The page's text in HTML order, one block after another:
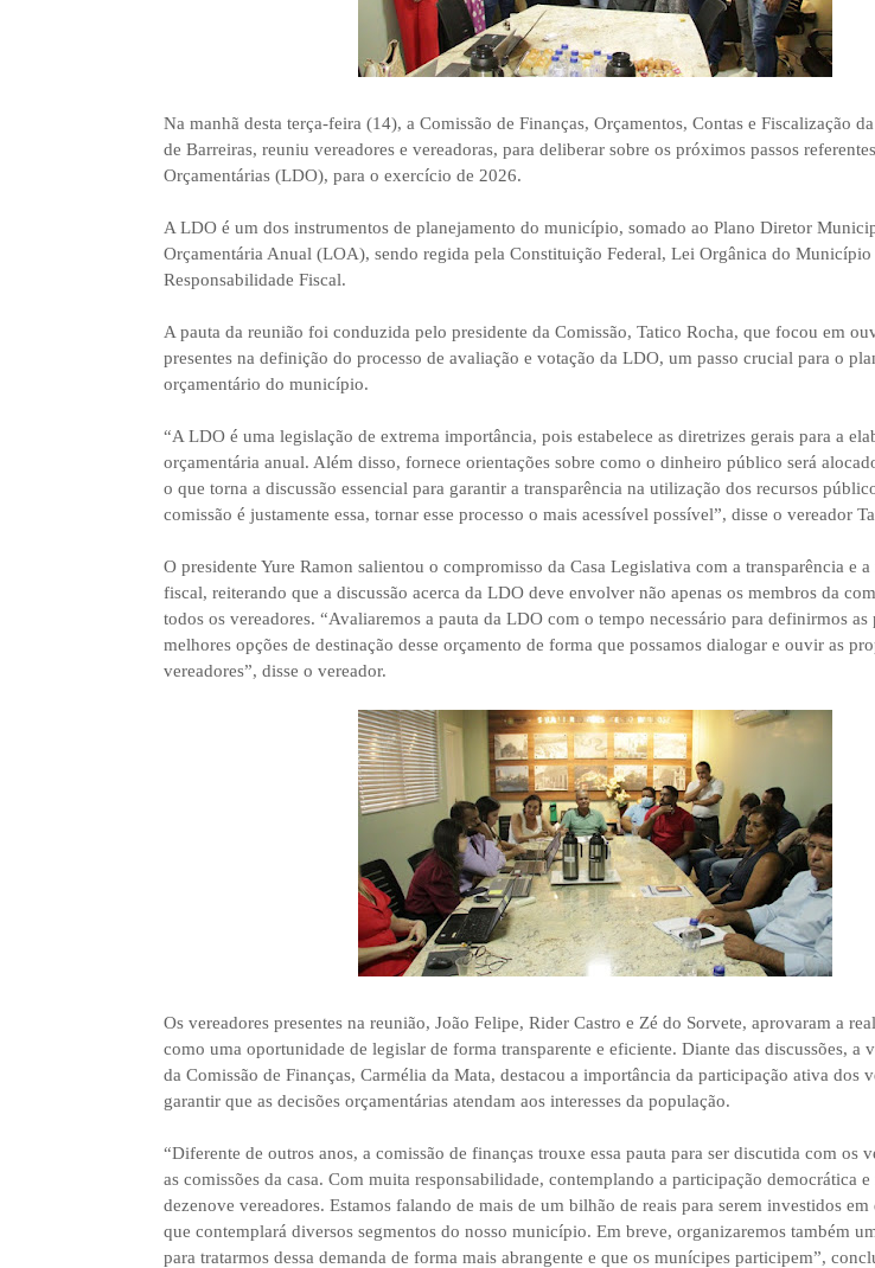
Na manhã desta terça-feira (14), a Comissão de Finanças, Orçamentos, Contas e Fiscalização
de Barreiras, reuniu vereadores e vereadoras, para deliberar sobre os próximos passos
Orçamentárias (LDO), para o exercício de 2026.
A LDO é um dos instrumentos de planejamento do município, somado ao Plano Diretor
Orçamentária Anual (LOA), sendo regida pela Constituição Federal, Lei Orgânica do Município
Responsabilidade Fiscal.
A pauta da reunião foi conduzida pelo presidente da Comissão, Tatico Rocha, que focou em
presentes na definição do processo de avaliação e votação da LDO, um passo crucial para o
orçamentário do município.
“A LDO é uma legislação de extrema importância, pois estabelece as diretrizes gerais para a
orçamentária anual. Além disso, fornece orientações sobre como o dinheiro público será
o que torna a discussão essencial para garantir a transparência na utilização dos recursos
comissão é justamente essa, tornar esse processo o mais acessível possível”, disse o vereador
O presidente Yure Ramon salientou o compromisso da Casa Legislativa com a transparência e
fiscal, reiterando que a discussão acerca da LDO deve envolver não apenas os membros da
todos os vereadores. “Avaliaremos a pauta da LDO com o tempo necessário para definirmos as
melhores opções de destinação desse orçamento de forma que possamos dialogar e ouvir as
vereadores”, disse o vereador.
Os vereadores presentes na reunião, João Felipe, Rider Castro e Zé do Sorvete, aprovaram a
como uma oportunidade de legislar de forma transparente e eficiente. Diante das discussões, a
da Comissão de Finanças, Carmélia da Mata, destacou a importância da participação ativa dos
garantir que as decisões orçamentárias atendam aos interesses da população.
“Diferente de outros anos, a comissão de finanças trouxe essa pauta para ser discutida com os
as comissões da casa. Com muita responsabilidade, contemplando a participação democrática e
dezenove vereadores. Estamos falando de mais de um bilhão de reais para serem investidos
que contemplará diversos segmentos do nosso município. Em breve, organizaremos também
para tratarmos dessa demanda de forma mais abrangente e que os munícipes participem”,